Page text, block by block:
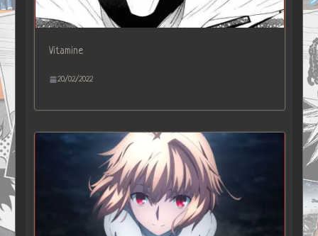
Vitamine
20/02/2022